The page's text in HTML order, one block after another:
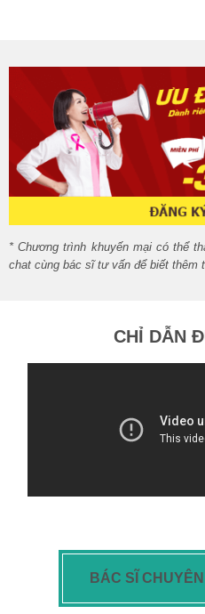
* Chương trình khuyến mại có thể
chat cùng bác sĩ tư vấn để biết thêm
CHỈ DẪN
BÁC SĨ